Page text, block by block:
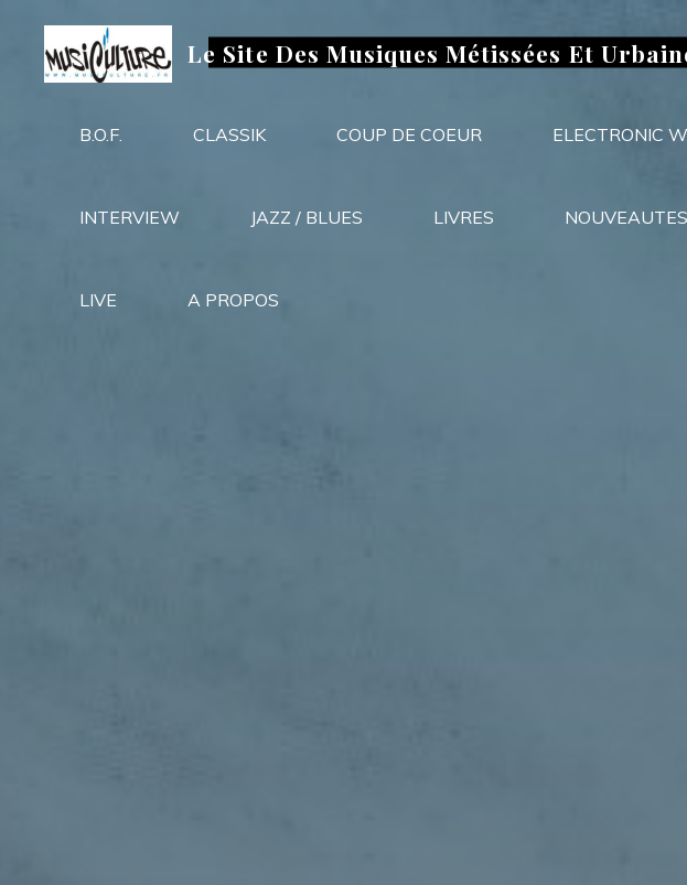
contenu
Le Site Des Musiques Métissées Et
B.O.F. CLASSIK COUP DE COEUR ELECTRONIC
INTERVIEW JAZZ / BLUES LIVRES
LIVE A PROPOS